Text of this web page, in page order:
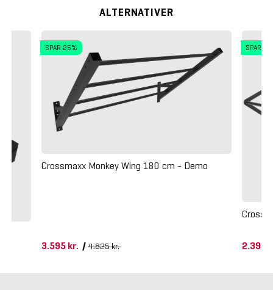
ALTERNATIVER
SPAR 25%
Crossmaxx Monkey Wing 180 cm - Demo
3.595 kr. / 4.825 kr.
SPAR
2.395